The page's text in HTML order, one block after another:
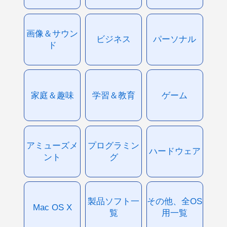
画像＆サウン
ド
ビジネス パーソナル
家庭＆趣味 学習＆教育 ゲーム
アミューズメ
ント
プログラミン
グ
ハードウェア
Mac OS X
製品ソフト一
覧
その他、全OS
用一覧